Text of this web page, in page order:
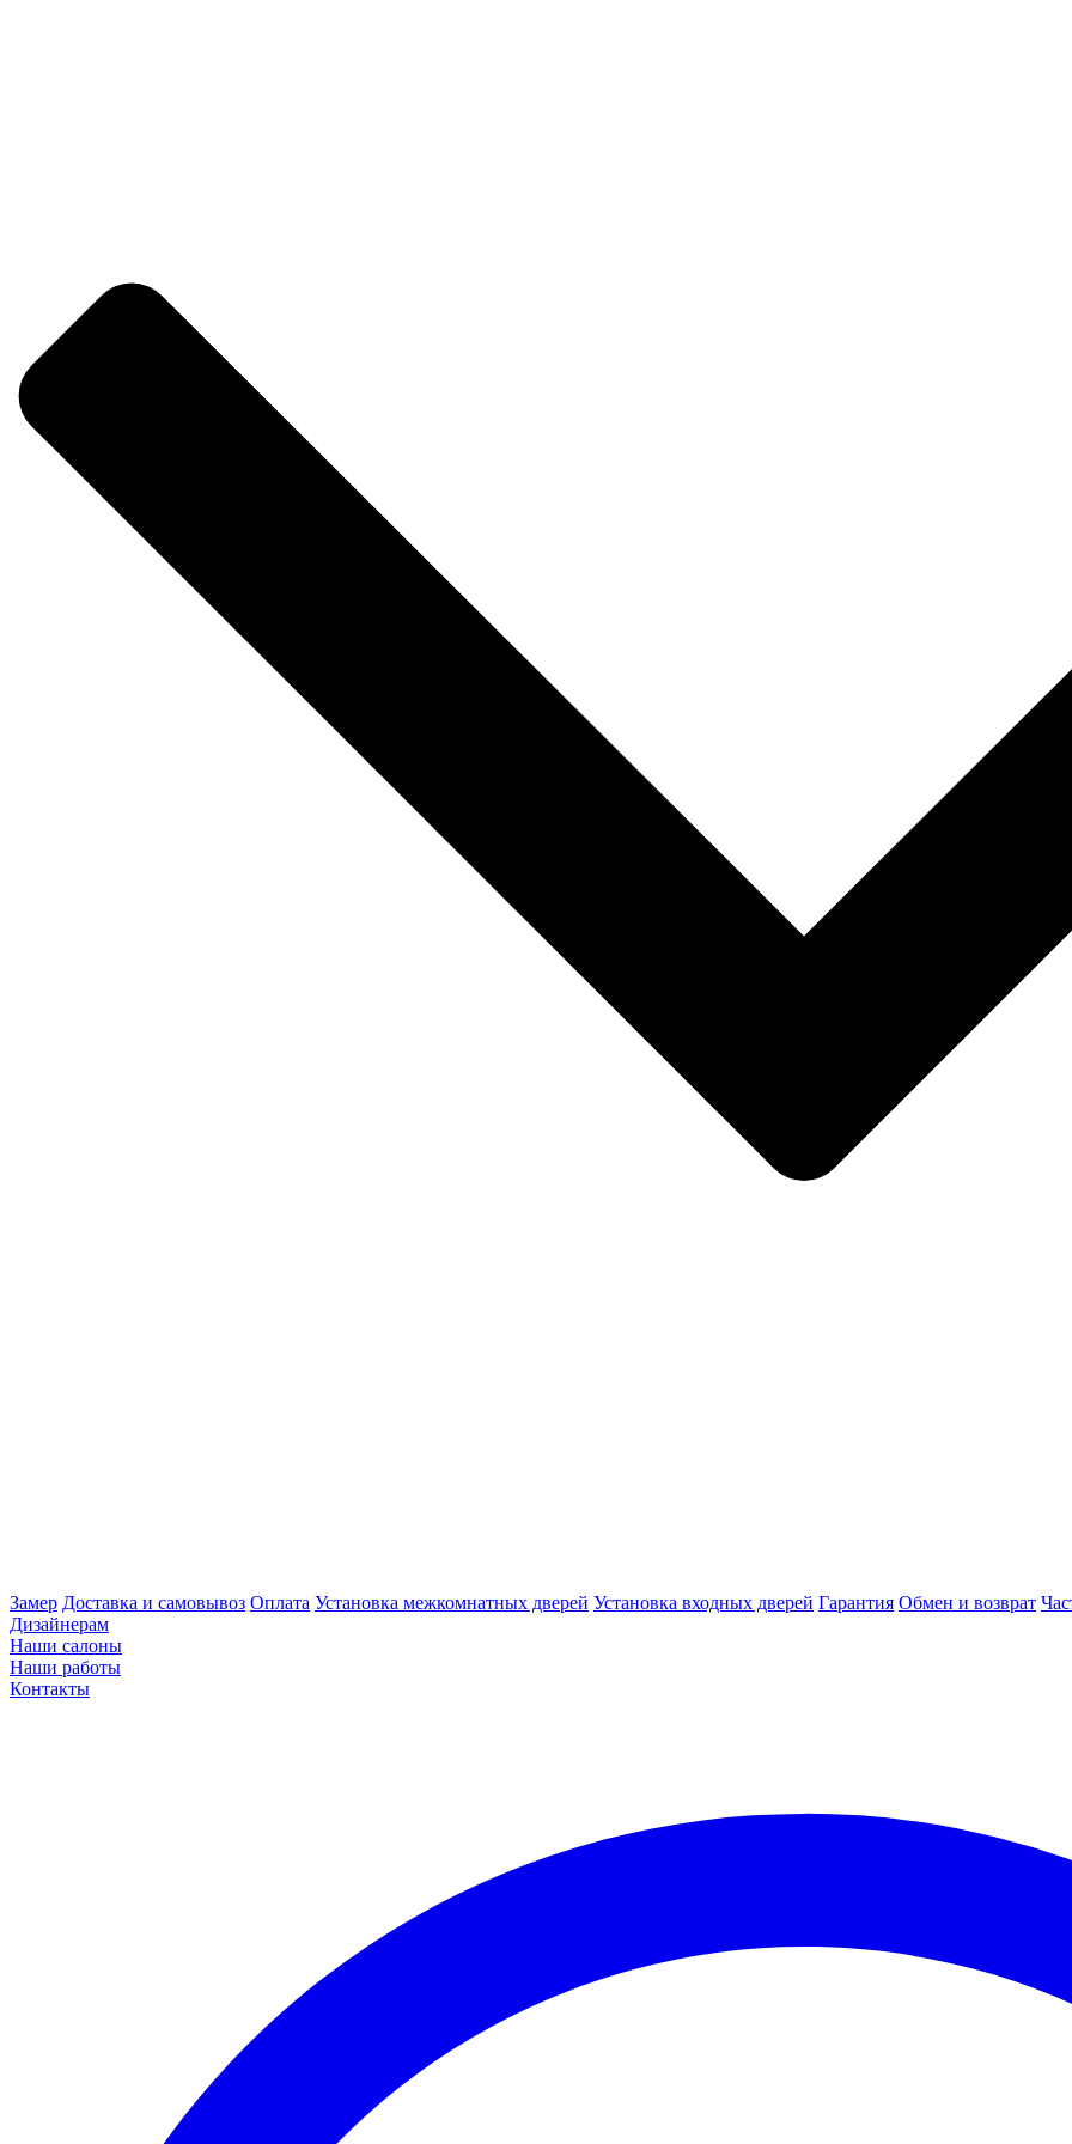
Замер Доставка и самовывоз Оплата Установка межкомнатных дверей Установка входных дверей Гарантия Обмен и возврат
Дизайнерам
Наши салоны
Наши работы
Контакты